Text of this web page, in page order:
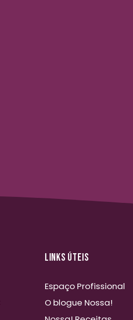
LINKS ÚTEIS
Espaço Profissional
O blogue Nossa!